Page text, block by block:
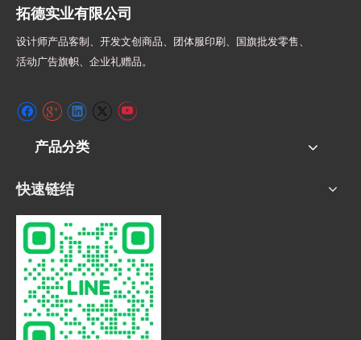
拓德实业有限公司
设计师产品客制、开发文创商品、团体服印刷、 国旗批发零售、
活动广告旗帜、 企业礼赠品。
产品分类
快速链结